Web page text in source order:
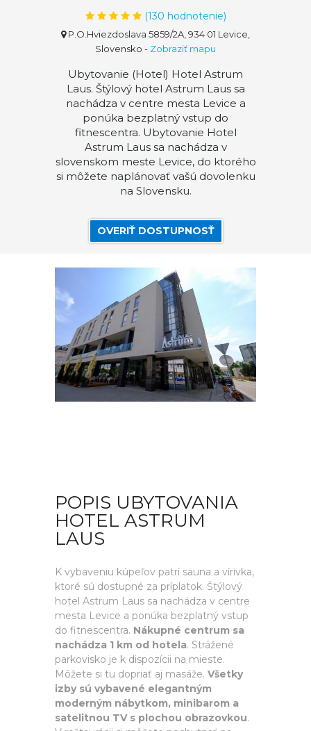
(130 hodnotenie)
P.O.Hviezdoslava 5859/2A, 934 01 Levice,
Slovensko - Zobraziť mapu
Ubytovanie (Hotel) Hotel Astrum
Laus. Štýlový hotel Astrum Laus sa
nachádza v centre mesta Levice a
ponúka bezplatný vstup do
fitnescentra. Ubytovanie Hotel
Astrum Laus sa nachádza v
slovenskom meste Levice, do ktorého
si môžete naplánovať vašú dovolenku
na Slovensku.
OVERIŤ DOSTUPNOSŤ
POPIS UBYTOVANIA
HOTEL ASTRUM
LAUS
K vybaveniu kúpeľov patrí sauna a vírivka,
ktoré sú dostupné za príplatok. Štýlový
hotel Astrum Laus sa nachádza v centre
mesta Levice a ponúka bezplatný vstup
do fitnescentra. Nákupné centrum sa
nachádza 1 km od hotela. Strážené
parkovisko je k dispozícii na mieste.
Môžete si tu dopriať aj masáže. Všetky
izby sú vybavené elegantným
moderným nábytkom, minibarom a
satelitnou TV s plochou obrazovkou.